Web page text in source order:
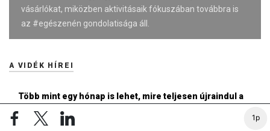
1p
vásárlókat, miközben aktivitásaik fókuszában továbbra is
az #egészenén gondolatisága áll.
A VIDÉK HÍREI
Több mint egy hónap is lehet, mire teljesen újraindul a